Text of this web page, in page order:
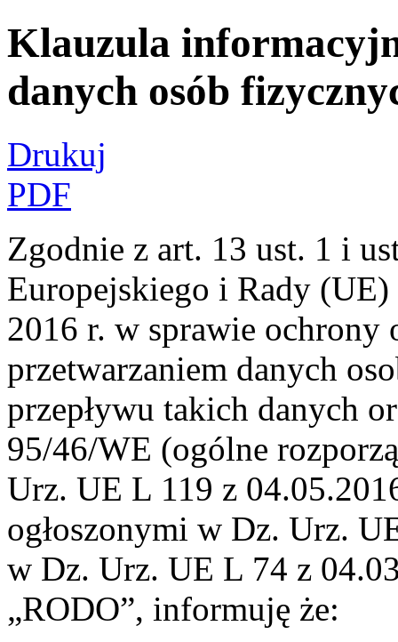
Klauzula
danych osób
Drukuj
PDF
Zgodnie z art. 13 ust. 1 i
Europejskiego i Rady
2016 r. w sprawie
przetwarzaniem danych
przepływu takich danych
95/46/WE (ogólne
Urz. UE L 119 z
ogłoszonymi w Dz. Urz.
w Dz. Urz. UE L 74 z
„RODO”, informuję że: